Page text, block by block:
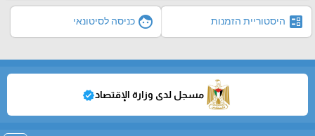
ballot היסטוריית הזמנות face כניסה לסיטונאי
مسجل لدى وزارة الإقتصادverified